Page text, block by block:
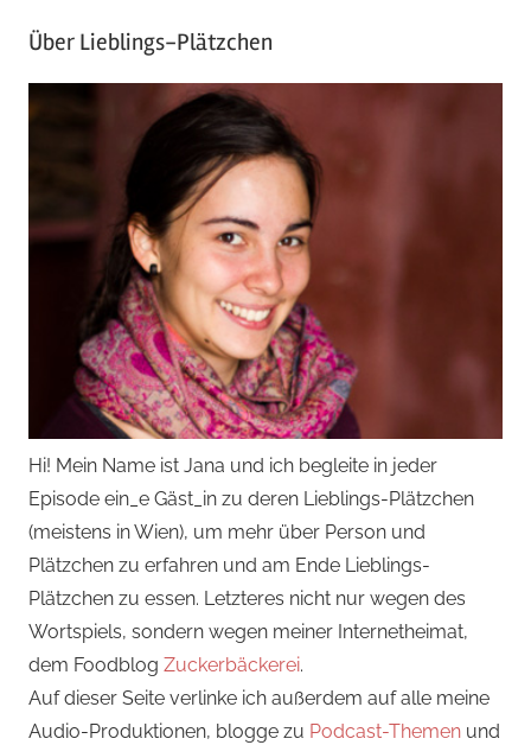
Über Lieblings-Plätzchen
Hi! Mein Name ist Jana und ich begleite in jeder
Episode ein_e Gäst_in zu deren Lieblings-Plätzchen
(meistens in Wien), um mehr über Person und
Plätzchen zu erfahren und am Ende Lieblings-
Plätzchen zu essen. Letzteres nicht nur wegen des
Wortspiels, sondern wegen meiner Internetheimat,
dem Foodblog Zuckerbäckerei.
Auf dieser Seite verlinke ich außerdem auf alle meine
Audio-Produktionen, blogge zu Podcast-Themen und